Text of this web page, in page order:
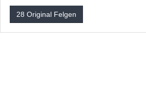
28 Original Felgen